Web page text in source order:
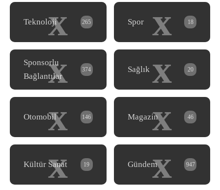
x
Teknoloji 265 x
Spor 18
x
Sponsorlu
Bağlantılar
374 x
Sağlık 20
x
Otomobil 146 x
Magazin 46
x
Kültür Sanat 19 x
Gündem 947